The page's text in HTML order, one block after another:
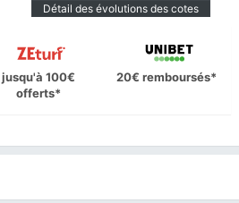
Détail des évolutions des cotes
jusqu'à 100€
offerts*
20€ remboursés*